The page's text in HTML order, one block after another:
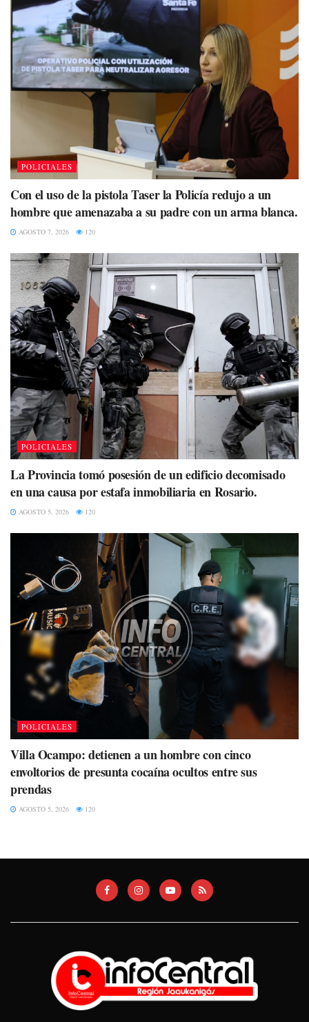
POLICIALES
Con el uso de la pistola Taser la Policía redujo a un
hombre que amenazaba a su padre con un arma blanca.
AGOSTO 7, 2026 120
POLICIALES
La Provincia tomó posesión de un edificio decomisado
en una causa por estafa inmobiliaria en Rosario.
AGOSTO 5, 2026 120
POLICIALES
Villa Ocampo: detienen a un hombre con cinco
envoltorios de presunta cocaína ocultos entre sus
prendas
AGOSTO 5, 2026 120